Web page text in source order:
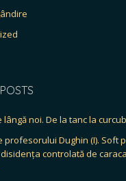
lângă noi. De la tanc la
profesorului Dughin (I). Soft
controlată de